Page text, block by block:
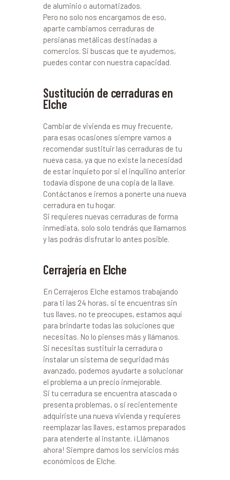
de aluminio o automatizados.
Pero no solo nos encargamos de eso,
aparte cambiamos cerraduras de
persianas metálicas destinadas a
comercios. Si buscas que te ayudemos,
puedes contar con nuestra capacidad.
Sustitución de cerraduras en
Elche
Cambiar de vivienda es muy frecuente,
para esas ocasiones siempre vamos a
recomendar sustituir las cerraduras de tu
nueva casa, ya que no existe la necesidad
de estar inquieto por si el inquilino anterior
todavía dispone de una copia de la llave.
Contáctanos e iremos a ponerte una nueva
cerradura en tu hogar.
Si requieres nuevas cerraduras de forma
inmediata, solo solo tendrás que llamarnos
y las podrás disfrutar lo antes posible.
Cerrajería en Elche
En Cerrajeros Elche estamos trabajando
para ti las 24 horas, si te encuentras sin
tus llaves, no te preocupes, estamos aquí
para brindarte todas las soluciones que
necesitas. No lo pienses más y llámanos.
Si necesitas sustituir la cerradura o
instalar un sistema de seguridad más
avanzado, podemos ayudarte a solucionar
el problema a un precio inmejorable.
Si tu cerradura se encuentra atascada o
presenta problemas, o si recientemente
adquiriste una nueva vivienda y requieres
reemplazar las llaves, estamos preparados
para atenderte al instante. ¡Llámanos
ahora! Siempre damos los servicios más
económicos de Elche.